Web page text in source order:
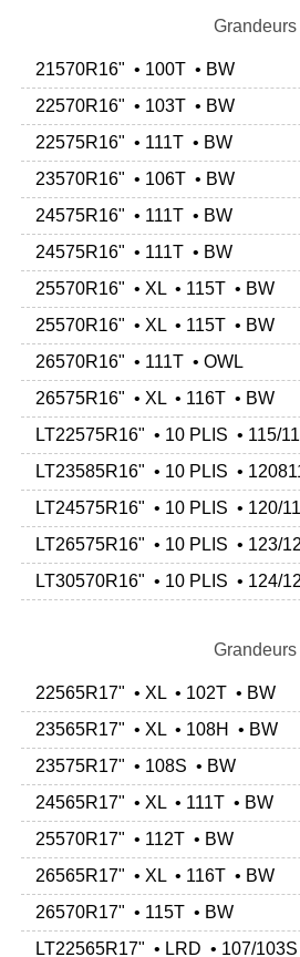
21570R16" • 100T • BW
22570R16" • 103T • BW
22575R16" • 111T • BW
23570R16" • 106T • BW
24575R16" • 111T • BW
24575R16" • 111T • BW
25570R16" • XL • 115T • BW
25570R16" • XL • 115T • BW
26570R16" • 111T • OWL
26575R16" • XL • 116T • BW
LT22575R16" • 10 PLIS • 115/
LT23585R16" • 10 PLIS •
LT24575R16" • 10 PLIS • 120/
LT26575R16" • 10 PLIS • 123/
LT30570R16" • 10 PLIS • 124/
22565R17" • XL • 102T • BW
23565R17" • XL • 108H • BW
23575R17" • 108S • BW
24565R17" • XL • 111T • BW
25570R17" • 112T • BW
26565R17" • XL • 116T • BW
26570R17" • 115T • BW
LT22565R17" • LRD • 107/